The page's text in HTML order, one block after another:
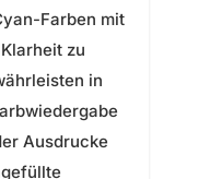
Farben mit
zu
in
Ausdrucke